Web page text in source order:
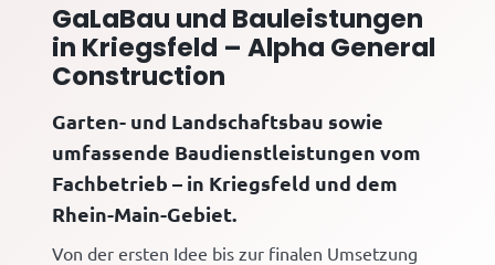
Kontakt
GaLaBau und Bauleistungen
in Kriegsfeld – Alpha General
Construction
Garten- und Landschaftsbau sowie
umfassende Baudienstleistungen vom
Fachbetrieb – in Kriegsfeld und dem
Rhein-Main-Gebiet.
Von der ersten Idee bis zur finalen Umsetzung